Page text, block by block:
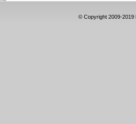
© Copyright 2009-